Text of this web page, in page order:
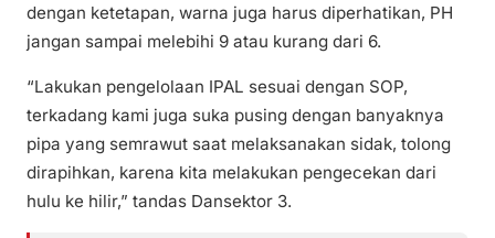
dengan ketetapan, warna juga harus diperhatikan, PH
jangan sampai melebihi 9 atau kurang dari 6.
“Lakukan pengelolaan IPAL sesuai dengan SOP,
terkadang kami juga suka pusing dengan banyaknya
pipa yang semrawut saat melaksanakan sidak, tolong
dirapihkan, karena kita melakukan pengecekan dari
hulu ke hilir,” tandas Dansektor 3.